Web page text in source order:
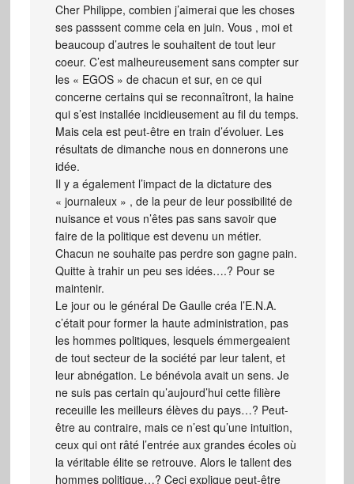
Cher Philippe, combien j’aimerai que les choses
ses passsent comme cela en juin. Vous , moi et
beaucoup d’autres le souhaitent de tout leur
coeur. C’est malheureusement sans compter sur
les « EGOS » de chacun et sur, en ce qui
concerne certains qui se reconnaîtront, la haine
qui s’est installée incidieusement au fil du temps.
Mais cela est peut-être en train d’évoluer. Les
résultats de dimanche nous en donnerons une
idée.
Il y a également l’impact de la dictature des
« journaleux » , de la peur de leur possibilité de
nuisance et vous n’êtes pas sans savoir que
faire de la politique est devenu un métier.
Chacun ne souhaite pas perdre son gagne pain.
Quitte à trahir un peu ses idées….? Pour se
maintenir.
Le jour ou le général De Gaulle créa l’E.N.A.
c’était pour former la haute administration, pas
les hommes politiques, lesquels émmergeaient
de tout secteur de la société par leur talent, et
leur abnégation. Le bénévola avait un sens. Je
ne suis pas certain qu’aujourd’hui cette filière
receuille les meilleurs élèves du pays…? Peut-
être au contraire, mais ce n’est qu’une intuition,
ceux qui ont râté l’entrée aux grandes écoles où
la véritable élite se retrouve. Alors le tallent des
hommes politique…? Ceci explique peut-être